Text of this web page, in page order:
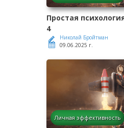
Простая
4
Николай Бройтман
09.06.2025 г.
Личная эффективность